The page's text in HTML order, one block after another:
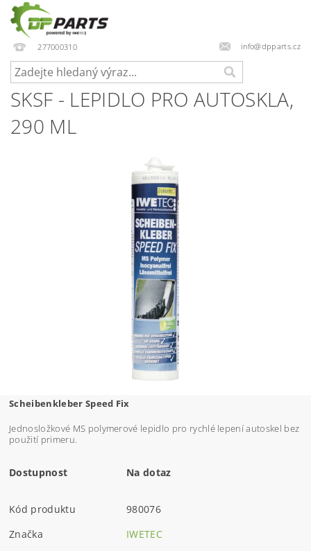
277000310 info@dpparts.cz
SKSF - LEPIDLO PRO AUTOSKLA,
290 ML
Scheibenkleber Speed Fix
Jednosložkové MS polymerové lepidlo pro rychlé lepení autoskel bez
použití primeru.
Dostupnost Na dotaz
Kód produktu
980076
Značka
IWETEC